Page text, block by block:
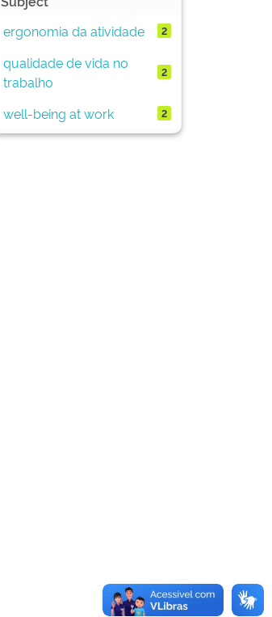
ergonomia da atividade
2
qualidade de vida no
trabalho
2
well-being at work 2